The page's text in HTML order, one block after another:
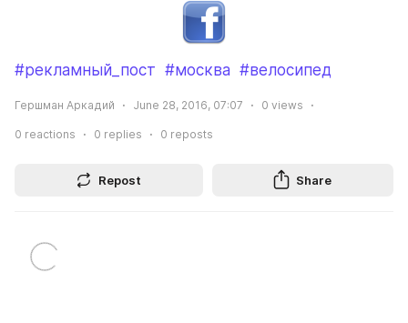
#рекламный_пост #москва #велосипед
Гершман Аркадий June 28, 2016, 07:07 0 views
0 reactions 0 replies 0 reposts
Repost Share